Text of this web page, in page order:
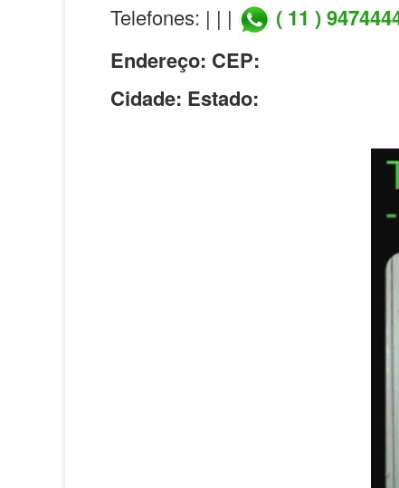
Telefones: | | |
( 11 )
Endereço: CEP:
Cidade: Estado: